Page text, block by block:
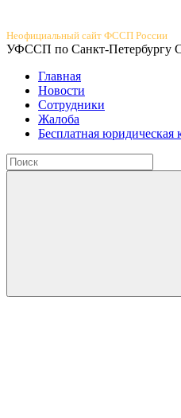
Неофициальный сайт ФССП России
УФССП по Санкт-Петербургу
Главная
Новости
Сотрудники
Жалоба
Бесплатная юридическая